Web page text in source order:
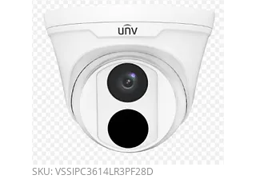
SKU: VSSIPC3614LR3PF28D